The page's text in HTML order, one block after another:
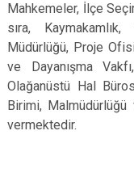
Hilvan
Mahkemeler, İlçe
sıra,
Müdürlüğü, Proje
ve Dayanışma
Olağanüstü Hal
Birimi,
vermektedir.